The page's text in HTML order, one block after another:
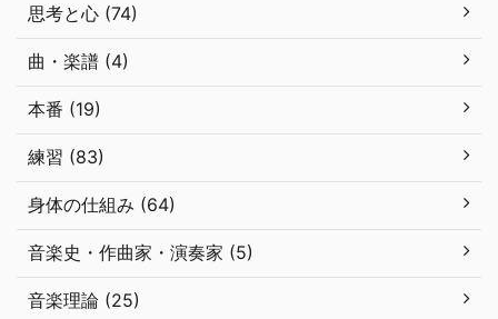
思考と心 (74)
曲・楽譜 (4)
本番 (19)
練習 (83)
身体の仕組み (64)
音楽史・作曲家・演奏家 (5)
音楽理論 (25)